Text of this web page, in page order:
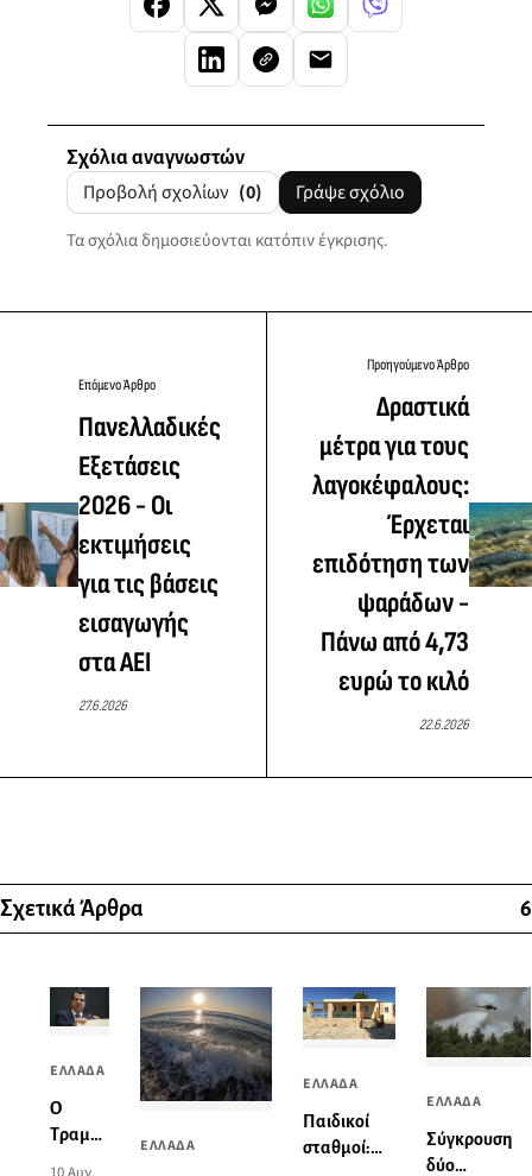
Σχόλια αναγνωστών
Προβολή σχολίων (0) Γράψε σχόλιο
Τα σχόλια δημοσιεύονται κατόπιν έγκρισης.
Επόμενο Άρθρο
Πανελλαδικές
Εξετάσεις
2026 - Οι
εκτιμήσεις
για τις βάσεις
εισαγωγής
στα ΑΕΙ
27.6.2026
Προηγούμενο Άρθρο
Δραστικά
μέτρα για τους
λαγοκέφαλους:
Έρχεται
επιδότηση των
ψαράδων -
Πάνω από 4,73
ευρώ το κιλό
22.6.2026
Σχετικά Άρθρα 6
ΕΛΛΑΔΑ
Ο
Τραμπ
ΕΛΛΑΔΑ
ΕΛΛΑΔΑ
Παιδικοί
σταθμοί:
ΕΛΛΑΔΑ
Σύγκρουση
δύο